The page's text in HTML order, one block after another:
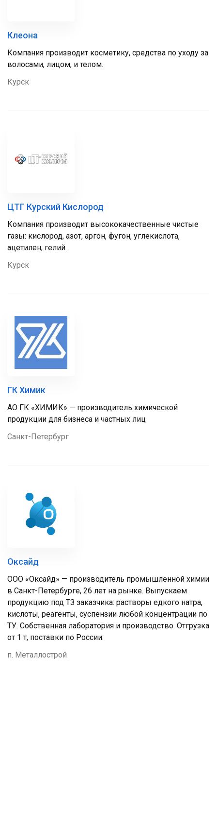
Клеона
Компания производит косметику, средства по уходу за
волосами, лицом, и телом.
Курск
ЦТГ Курский Кислород
Компания производит высококачественные чистые
газы: кислород, азот, аргон, фугон, углекислота,
ацетилен, гелий.
Курск
ГК Химик
АО ГК «ХИМИК» — производитель химической
продукции для бизнеса и частных лиц
Санкт-Петербург
Оксайд
ООО «Оксайд» — производитель промышленной химии
в Санкт-Петербурге, 26 лет на рынке. Выпускаем
продукцию под ТЗ заказчика: растворы едкого натра,
кислоты, реагенты, суспензии любой концентрации по
ТУ. Собственная лаборатория и производство. Отгрузка
от 1 т, поставки по России.
п. Металлострой